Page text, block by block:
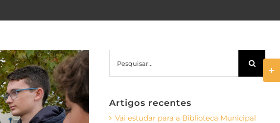
Artigos recentes
Vai estudar para a Biblioteca Municipal